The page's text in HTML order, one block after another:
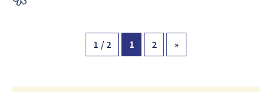
1 / 2 1 2 »